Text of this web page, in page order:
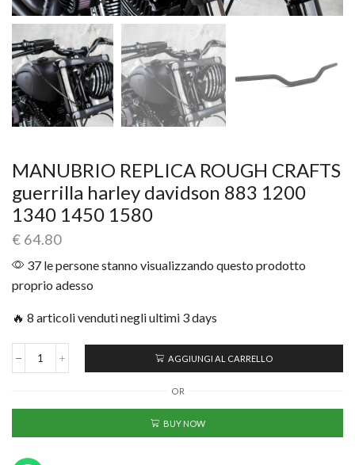
MANUBRIO REPLICA ROUGH CRAFTS
guerrilla harley davidson 883 1200
1340 1450 1580
€ 64.80
37 le persone stanno visualizzando questo prodotto
proprio adesso
🔥 8 articoli venduti negli ultimi 3 days
AGGIUNGI AL CARRELLO
OR
BUY NOW